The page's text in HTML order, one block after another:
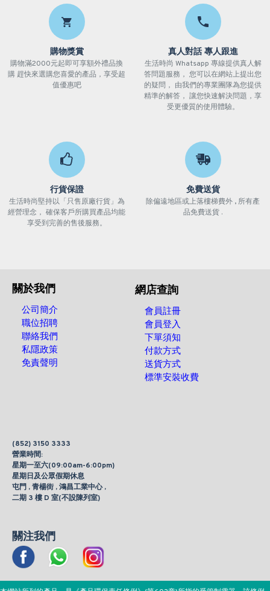
購物獎賞
購物滿2000元起即可享額外禮品換
購 趕快來選購您喜愛的產品，享受超
值優惠吧
真人對話 專人跟進
生活時尚 Whatsapp 專線提供真人解
答問題服務， 您可以在網站上提出您
的疑問， 由我們的專業團隊為您提供
精準的解答， 讓您快速解決問題，享
受更優質的使用體驗。
行貨保證
生活時尚堅持以「只售原廠行貨」為
經營理念， 確保客戶所購買產品均能
享受到完善的售後服務。
免費送貨
除偏遠地區或上落樓梯費外 , 所有產
品免費送貨 .
關於我們
公司簡介
職位招聘
聯絡我們
私隱政策
免責聲明
網店查詢
會員註冊
會員登入
下單須知
付款方式
送貨方式
標準安裝收費
(852) 3150 3333
營業時間:
星期一至六(09:00am-6:00pm)
星期日及公眾假期休息
屯門 , 青楊街 , 鴻昌工業中心 ,
二期 3 樓 D 室(不設陳列室)
關注我們